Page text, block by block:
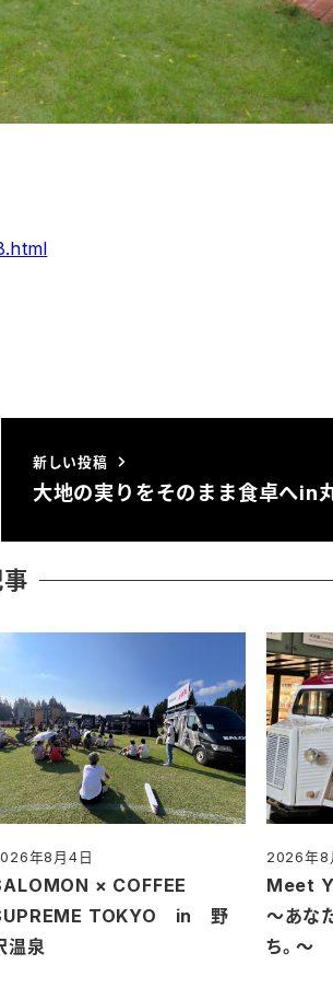
新しい投稿
大地の実りをそのまま食卓へin
× COFFEE
TOKYO in 野
温泉
年8月4日
Meet
～あな
ち。～
2026年8